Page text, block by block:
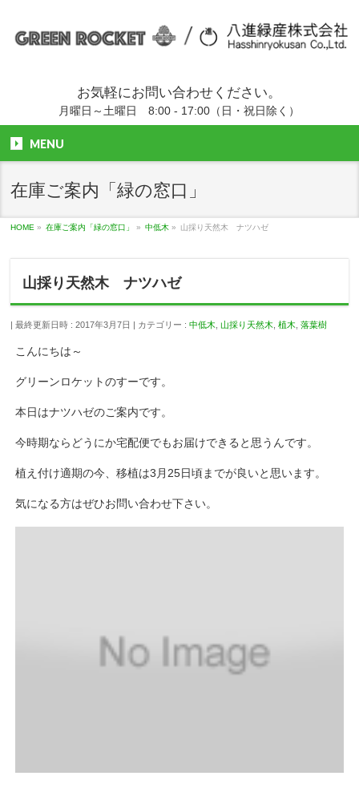
お気軽にお問い合わせください。
月曜日～土曜日 8:00 - 17:00（日・祝日除く）
MENU
在庫ご案内「緑の窓口」
HOME » 在庫ご案内「緑の窓口」 » 中低木 » 山採り天然木 ナツハゼ
山採り天然木 ナツハゼ
最終更新日時 : 2017年3月7日 カテゴリー :中低木 ,山採り天然木 ,植木 ,落葉樹
こんにちは～
グリーンロケットのすーです。
本日はナツハゼのご案内です。
今時期ならどうにか宅配便でもお届けできると思うんです。
植え付け適期の今、移植は3月25日頃までが良いと思います。
気になる方はぜひお問い合わせ下さい。